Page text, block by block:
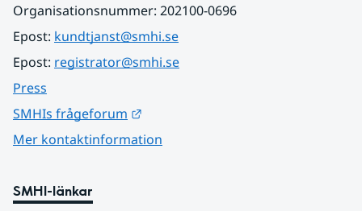
Organisationsnummer: 202100-0696
Epost: kundtjanst@smhi.se
Epost: registrator@smhi.se
Press
SMHIs frågeforum
Mer kontaktinformation
SMHI-länkar